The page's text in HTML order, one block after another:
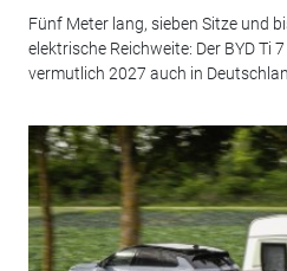
Fünf Meter lang, sieben Sitze und
elektrische Reichweite: Der BYD Ti
vermutlich 2027 auch in